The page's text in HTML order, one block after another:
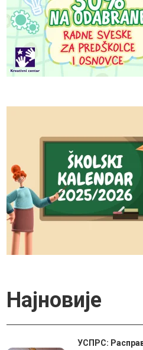
Најновије
УСПРС: